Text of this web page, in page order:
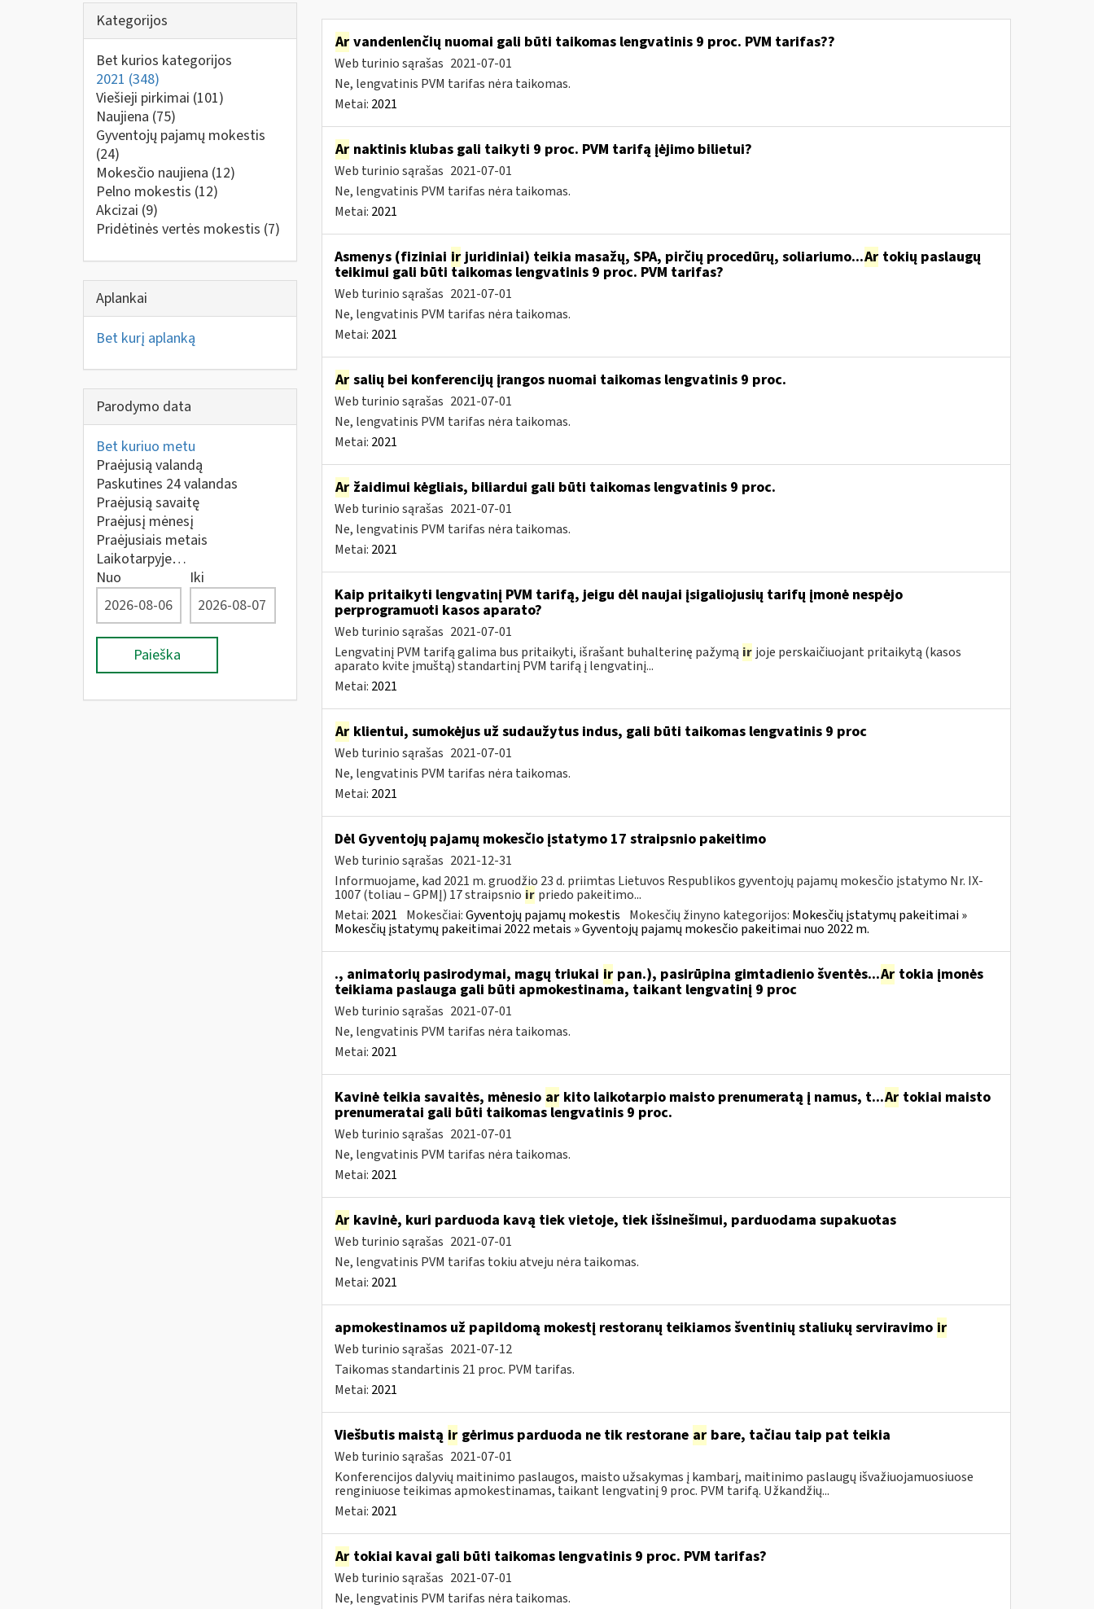
Kategorijos
Bet kurios kategorijos
2021 (348)
Viešieji pirkimai (101)
Naujiena (75)
Gyventojų pajamų mokestis
(24)
Mokesčio naujiena (12)
Pelno mokestis (12)
Akcizai (9)
Pridėtinės vertės mokestis (7)
Aplankai
Bet kurį aplanką
Parodymo data
Bet kuriuo metu
Praėjusią valandą
Paskutines 24 valandas
Praėjusią savaitę
Praėjusį mėnesį
Praėjusiais metais
Laikotarpyje…
Nuo
Iki
Paieška
Arvandenlenčių nuomai gali būti taikomas lengvatinis 9 proc. PVM tarifas??
Web turinio sąrašas 2021-07-01
Ne, lengvatinis PVM tarifas nėra taikomas.
Metai: 2021
Arnaktinis klubas gali taikyti 9 proc. PVM tarifą įėjimo bilietui?
Web turinio sąrašas 2021-07-01
Ne, lengvatinis PVM tarifas nėra taikomas.
Metai: 2021
Asmenys (fiziniai irjuridiniai) teikia masažų, SPA, pirčių procedūrų, soliariumo...Artokių paslaugų
teikimui gali būti taikomas lengvatinis 9 proc. PVM tarifas?
Web turinio sąrašas 2021-07-01
Ne, lengvatinis PVM tarifas nėra taikomas.
Metai: 2021
Arsalių bei konferencijų įrangos nuomai taikomas lengvatinis 9 proc.
Web turinio sąrašas 2021-07-01
Ne, lengvatinis PVM tarifas nėra taikomas.
Metai: 2021
Aržaidimui kėgliais, biliardui gali būti taikomas lengvatinis 9 proc.
Web turinio sąrašas 2021-07-01
Ne, lengvatinis PVM tarifas nėra taikomas.
Metai: 2021
Kaip pritaikyti lengvatinį PVM tarifą, jeigu dėl naujai įsigaliojusių tarifų įmonė nespėjo
perprogramuoti kasos aparato?
Web turinio sąrašas 2021-07-01
Lengvatinį PVM tarifą galima bus pritaikyti, išrašant buhalterinę pažymą ir joje perskaičiuojant pritaikytą (kasos
aparato kvite įmuštą) standartinį PVM tarifą į lengvatinį...
Metai: 2021
Arklientui, sumokėjus už sudaužytus indus, gali būti taikomas lengvatinis 9 proc
Web turinio sąrašas 2021-07-01
Ne, lengvatinis PVM tarifas nėra taikomas.
Metai: 2021
Dėl Gyventojų pajamų mokesčio įstatymo 17 straipsnio pakeitimo
Web turinio sąrašas 2021-12-31
Informuojame, kad 2021 m. gruodžio 23 d. priimtas Lietuvos Respublikos gyventojų pajamų mokesčio įstatymo Nr. IX-
1007 (toliau – GPMĮ) 17 straipsnio ir priedo pakeitimo...
Metai: 2021 Mokesčiai:Gyventojų pajamų mokestis Mokesčių žinyno kategorijos: Mokesčių įstatymų pakeitimai »
Mokesčių įstatymų pakeitimai 2022 metais » Gyventojų pajamų mokesčio pakeitimai nuo 2022 m.
., animatorių pasirodymai, magų triukai irpan.), pasirūpina gimtadienio šventės...Artokia įmonės
teikiama paslauga gali būti apmokestinama, taikant lengvatinį 9 proc
Web turinio sąrašas 2021-07-01
Ne, lengvatinis PVM tarifas nėra taikomas.
Metai: 2021
Kavinė teikia savaitės, mėnesio arkito laikotarpio maisto prenumeratą į namus, t...Artokiai maisto
prenumeratai gali būti taikomas lengvatinis 9 proc.
Web turinio sąrašas 2021-07-01
Ne, lengvatinis PVM tarifas nėra taikomas.
Metai: 2021
Arkavinė, kuri parduoda kavą tiek vietoje, tiek išsinešimui, parduodama supakuotas
Web turinio sąrašas 2021-07-01
Ne, lengvatinis PVM tarifas tokiu atveju nėra taikomas.
Metai: 2021
apmokestinamos už papildomą mokestį restoranų teikiamos šventinių staliukų serviravimo ir
Web turinio sąrašas 2021-07-12
Taikomas standartinis 21 proc. PVM tarifas.
Metai: 2021
Viešbutis maistą irgėrimus parduoda ne tik restorane arbare, tačiau taip pat teikia
Web turinio sąrašas 2021-07-01
Konferencijos dalyvių maitinimo paslaugos, maisto užsakymas į kambarį, maitinimo paslaugų išvažiuojamuosiuose
renginiuose teikimas apmokestinamas, taikant lengvatinį 9 proc. PVM tarifą. Užkandžių...
Metai: 2021
Artokiai kavai gali būti taikomas lengvatinis 9 proc. PVM tarifas?
Web turinio sąrašas 2021-07-01
Ne, lengvatinis PVM tarifas nėra taikomas.